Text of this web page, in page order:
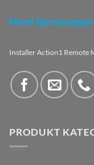
Hent
Installer Action1 Remote
PRODUKT